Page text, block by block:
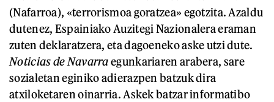
(Nafarroa), «terrorismoa goratzea» egotzita. Azaldu
dutenez, Espainiako Auzitegi Nazionalera eraman
zuten deklaratzera, eta dagoeneko aske utzi dute.
Noticias de Navarraegunkariaren arabera, sare
sozialetan eginiko adierazpen batzuk dira
atxiloketaren oinarria. Askek batzar informatibo